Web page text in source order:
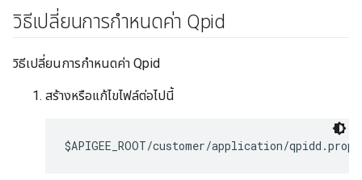
วิธีเปลี่ยนการกำหนดค่า Qpid
วิธีเปลี่ยนการกำหนดค่า Qpid
สร้างหรือแก้ไขไฟล์ต่อไปนี้
$APIGEE_ROOT/customer/application/